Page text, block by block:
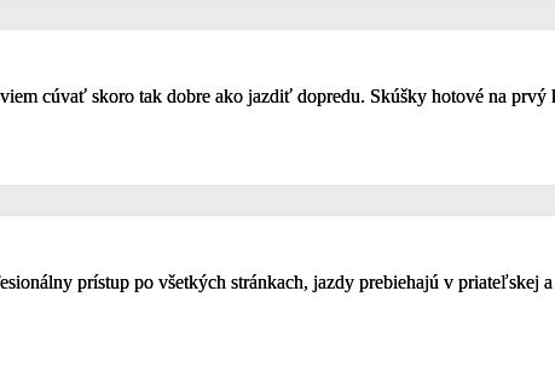
cúvať skoro tak dobre ako jazdiť dopredu. Skúšky hotové na
prístup po všetkých stránkach, jazdy prebiehajú v priateľskej